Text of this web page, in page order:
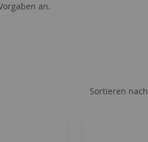
an.
Sortieren nach